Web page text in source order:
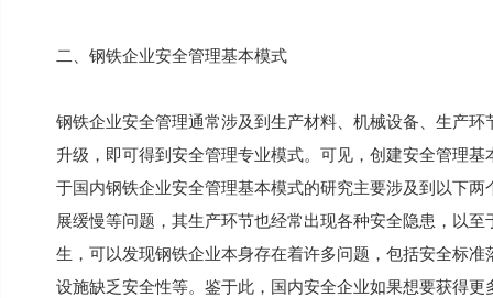
二、钢铁企业安全管理基本模式
钢铁企业安全管理通常涉及到生产材料、机械设备、生产
升级，即可得到安全管理专业模式。可见，创建安全管理
于国内钢铁企业安全管理基本模式的研究主要涉及到以下
展缓慢等问题，其生产环节也经常出现各种安全隐患，以
生，可以发现钢铁企业本身存在着许多问题，包括安全标
设施缺乏安全性等。鉴于此，国内安全企业如果想要获得